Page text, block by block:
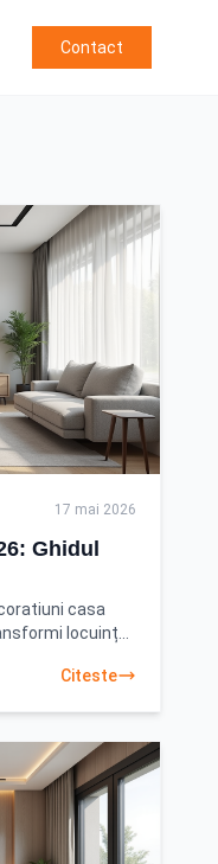
Contact
17 mai 2026
Ghidul
casa
locuința
Citeste